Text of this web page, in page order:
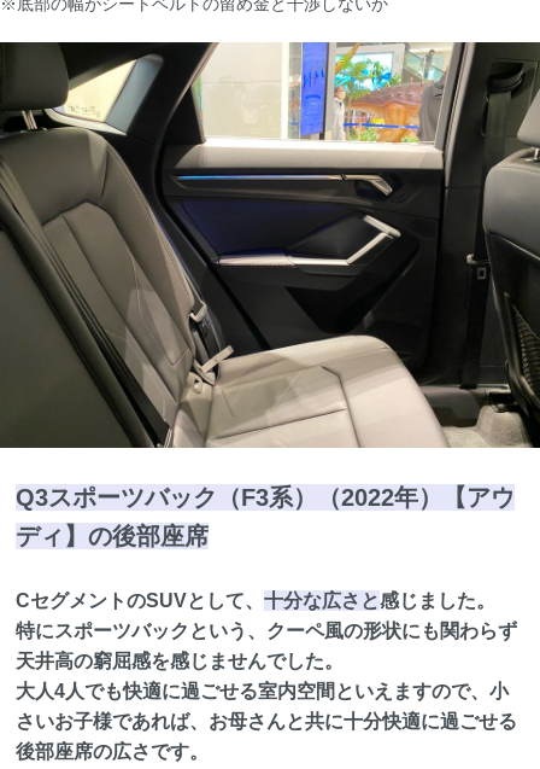
Q3スポーツバック（F3系）（2022年）【アウ
ディ】の後部座席
CセグメントのSUVとして、 十分な広さと感じました。
特にスポーツバックという、クーペ風の形状にも関わらず
天井高の窮屈感を感じませんでした。
大人4人でも快適に過ごせる室内空間といえますので、小
さいお子様であれば、お母さんと共に十分快適に過ごせる
後部座席の広さです。